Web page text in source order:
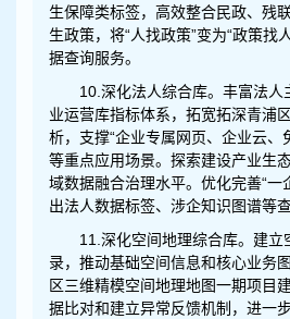
生保障类标签，高效整合民政、残
生政策，将“人找政策”变为“政策找
据查询服务。
10.深化法人综合库。丰富法人
业运营库指标体系，拓宽拓深青浦
析，支撑“企业专属网页、企业云、
等重点应用场景。探索建设产业生
域数据融合治理水平。优化完善“一
出法人数据标签、涉企知识图谱等
11.深化空间地理综合库。建立
录，推动基础空间信息和核心业务
区三维精模空间地理地图一期项目
据比对和建立异常反馈机制，进一